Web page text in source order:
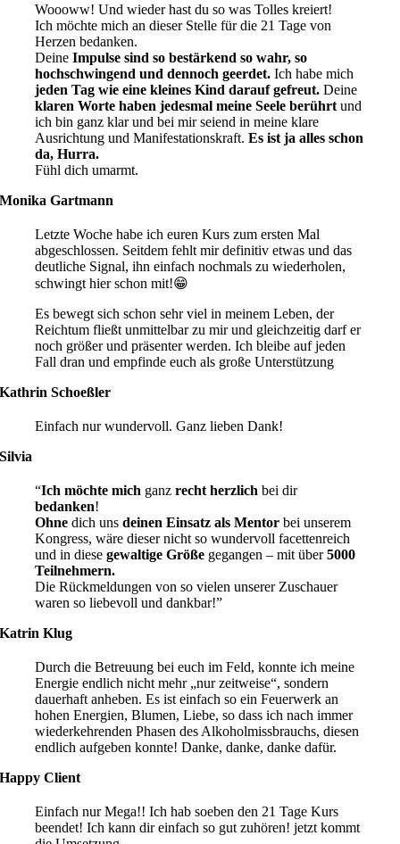
Woooww! Und wieder hast du so was Tolles kreiert!
Ich möchte mich an dieser Stelle für die 21 Tage von
Herzen bedanken.
DeineImpulse sind so bestärkend so wahr, so
hochschwingend und dennoch geerdet. Ich habe mich
jeden Tag wie eine kleines Kind darauf gefreut. Deine
klaren Worte haben jedesmal meine Seele berührt und
ich bin ganz klar und bei mir seiend in meine klare
Ausrichtung und Manifestationskraft.Es ist ja alles schon
da, Hurra.
Fühl dich umarmt.
Monika Gartmann
Letzte Woche habe ich euren Kurs zum ersten Mal
abgeschlossen. Seitdem fehlt mir definitiv etwas und das
deutliche Signal, ihn einfach nochmals zu wiederholen,
schwingt hier schon mit!😁
Es bewegt sich schon sehr viel in meinem Leben, der
Reichtum fließt unmittelbar zu mir und gleichzeitig darf er
noch größer und präsenter werden. Ich bleibe auf jeden
Fall dran und empfinde euch als große Unterstützung
Kathrin Schoeßler
Einfach nur wundervoll. Ganz lieben Dank!
Silvia
“Ich möchte mich ganzrecht herzlich bei dir
bedanken!
Ohne dich unsdeinen Einsatz als Mentor bei unserem
Kongress, wäre dieser nicht so wundervoll facettenreich
und in diesegewaltige Größe gegangen – mit über5000
Teilnehmern.
Die Rückmeldungen von so vielen unserer Zuschauer
waren so liebevoll und dankbar!”
Katrin Klug
Durch die Betreuung bei euch im Feld, konnte ich meine
Energie endlich nicht mehr „nur zeitweise“, sondern
dauerhaft anheben. Es ist einfach so ein Feuerwerk an
hohen Energien, Blumen, Liebe, so dass ich nach immer
wiederkehrenden Phasen des Alkoholmissbrauchs, diesen
endlich aufgeben konnte! Danke, danke, danke dafür.
Happy Client
Einfach nur Mega!! Ich hab soeben den 21 Tage Kurs
beendet! Ich kann dir einfach so gut zuhören! jetzt kommt